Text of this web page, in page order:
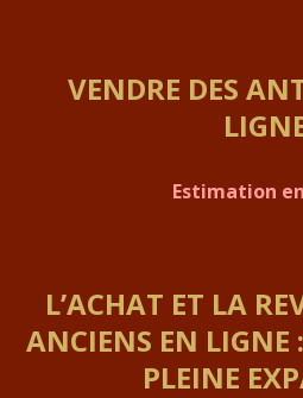
VENDRE DES
Estimation
L’ACHAT ET LA
ANCIENS EN LIGNE
PLEINE